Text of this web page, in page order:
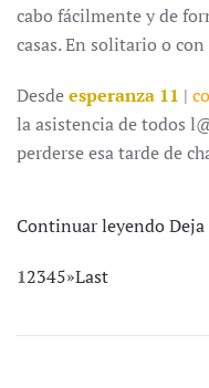
cabo fácilmente y de
casas. En solitario o
Desdeesperanza 11 |
la asistencia de todos
perderse esa tarde de
Continuar leyendo
12345»Last